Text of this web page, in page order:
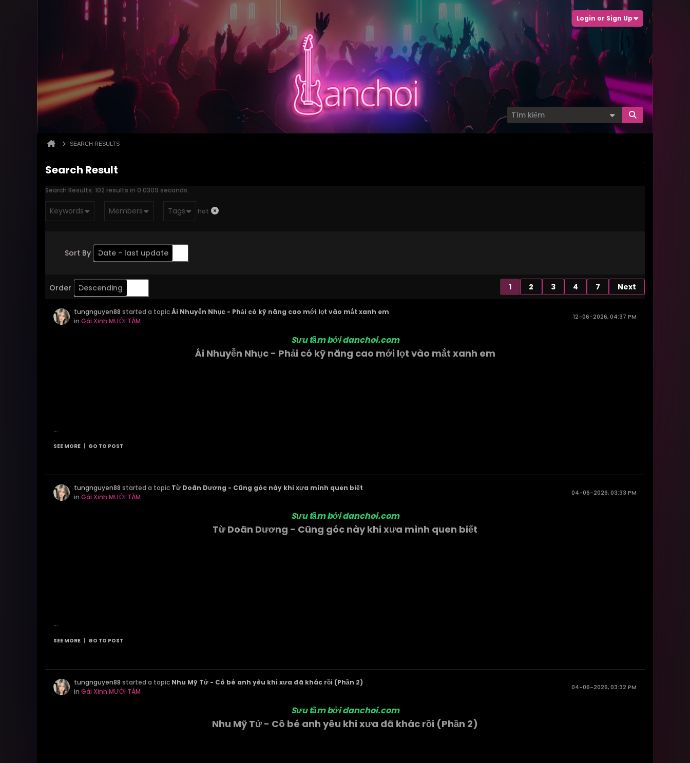
Login or Sign Up
SEARCH RESULTS
Search Result
Search Results: 102 results in 0.0309 seconds.
Keywords Members Tags hot
Sort By Date - last update
Order Descending 1 2 3 4 7 Next
tungnguyen88 started a topicÁi Nhuyễn Nhục - Phải có kỹ năng cao mới lọt vào mắt xanh em
in Gái Xinh MƯỜI TÁM 12-06-2026, 04:37 PM
Sưu tầm bởi danchoi.com
Ái Nhuyễn Nhục - Phải có kỹ năng cao mới lọt vào mắt xanh em
...
SEE MORE GO TO POST
tungnguyen88 started a topic Từ Doãn Dương - Cũng góc này khi xưa mình quen biết
in Gái Xinh MƯỜI TÁM 04-06-2026, 03:33 PM
Sưu tầm bởi danchoi.com
Từ Doãn Dương - Cũng góc này khi xưa mình quen biết
...
SEE MORE GO TO POST
tungnguyen88 started a topic Nhu Mỹ Tử - Cô bé anh yêu khi xưa đã khác rồi (Phần 2)
in Gái Xinh MƯỜI TÁM 04-06-2026, 03:32 PM
Sưu tầm bởi danchoi.com
Nhu Mỹ Tử - Cô bé anh yêu khi xưa đã khác rồi (Phần 2)